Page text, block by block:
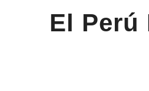
El Perú